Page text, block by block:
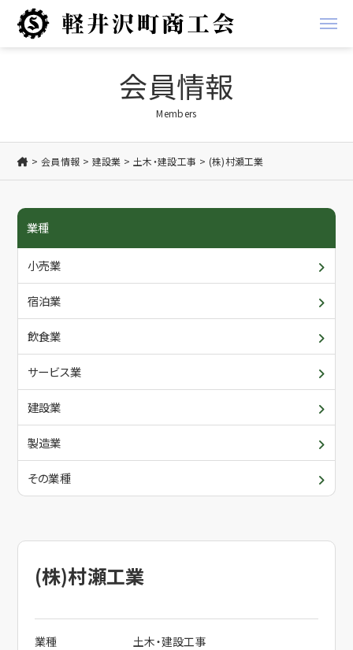
金融
労務
創業支援
共済
商工会からのお知らせ
会員からのお知らせ
商工会について
概要・アクセス/ご利用案内
入会について
青年部・女性部
委員会・各支部の活動
関係団体
会員情報
各種書類ダウンロード
入会について
メールでお問合せ
会員情報
Members
会員情報 建設業 土木・建設工事 (株)村瀬工業
(株)村瀬工業
業種 土木・建設工事
業種
小売業
宿泊業
飲食業
サービス業
建設業
製造業
その業種